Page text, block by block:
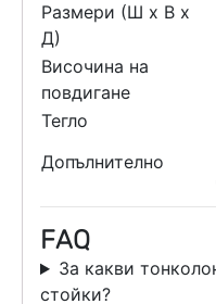
Размери (Ш x В x
Д)
Височина на
повдигане
Тегло
Допълнително
FAQ
За какви
стойки?